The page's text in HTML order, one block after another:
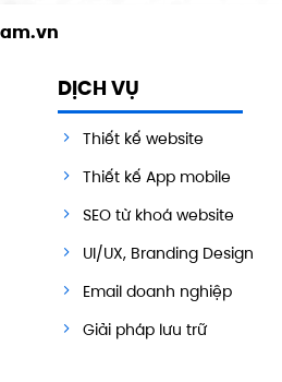
DỊCH VỤ
Thiết kế website
Thiết kế App mobile
SEO từ khoá website
UI/UX, Branding Design
Email doanh nghiệp
Giải pháp lưu trữ